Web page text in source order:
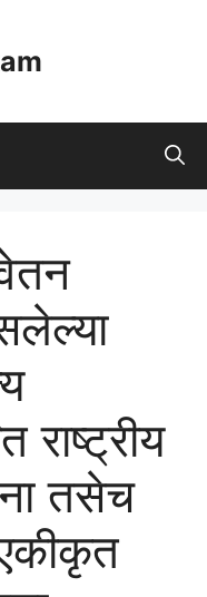
वेतन
राष्ट्रीय
तसेच